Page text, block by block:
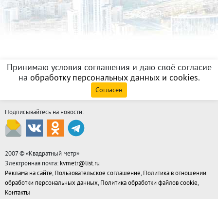
Принимаю условия соглашения и даю своё согласие
на обработку персональных данных и cookies.
Согласен
Подписывайтесь на новости:
2007 © «Квадратный метр»
Электронная почта: kvmetr@list.ru
Реклама на сайте, Пользовательское соглашение, Политика в отношении
обработки персональных данных, Политика обработки файлов cookie,
Контакты